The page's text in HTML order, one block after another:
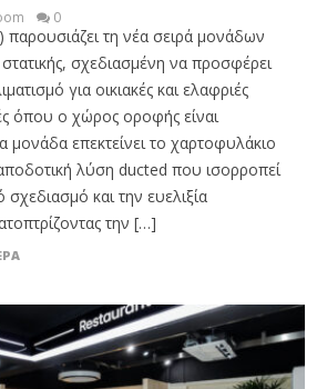
0
τη νέα σειρά μονάδων
σχεδιασμένη να προσφέρει
για οικιακές και ελαφριές
όπου ο χώρος οροφής είναι
μονάδα επεκτείνει το χαρτοφυλάκιο
λύση ducted που ισορροπεί
και την ευελιξία
την […]